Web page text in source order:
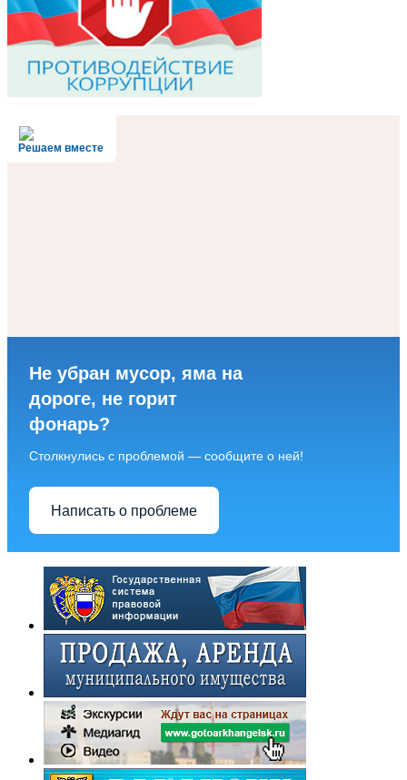
Решаем вместе
Не убран мусор, яма на
дороге, не горит
фонарь?
Столкнулись с проблемой — сообщите о ней!
Написать о проблеме